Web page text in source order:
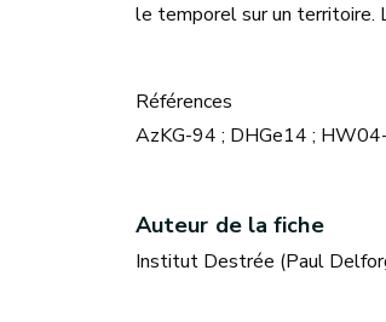
le temporel sur un territoire.
Références
AzKG-94 ; DHGe14 ;
Auteur de la fiche
Institut Destrée (Paul